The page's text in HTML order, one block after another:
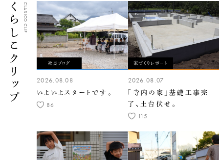
くらしこクリップCLASICO CLIP
社長ブログ
2026.08.08
いよいよスタートです。
86
家づくりレポート
2026.08.07
「寺内の家」基礎工事完
了、土台伏せ。
115